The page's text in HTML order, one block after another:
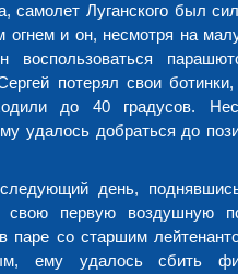
самолет Луганского был
огнем и он, несмотря на
воспользоваться
потерял свои
до 40 градусов.
удалось добраться до
день,
свою первую воздушную
паре со старшим
ему удалось сбить